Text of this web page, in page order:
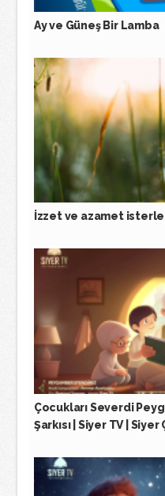
Ay ve Güneş Bir Lamba
İzzet ve azamet
Çocukları Severdi
Şarkısı | Siyer TV | Siyer